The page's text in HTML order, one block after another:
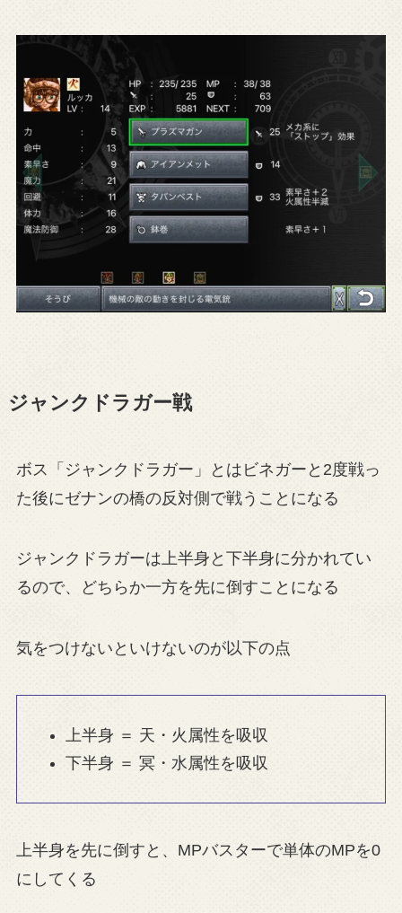
ジャンクドラガー戦
ボス「ジャンクドラガー」とはビネガーと2度戦っ
た後にゼナンの橋の反対側で戦うことになる
ジャンクドラガーは上半身と下半身に分かれてい
るので、どちらか一方を先に倒すことになる
気をつけないといけないのが以下の点
上半身 ＝ 天・火属性を吸収
下半身 ＝ 冥・水属性を吸収
上半身を先に倒すと、MPバスターで単体のMPを0
にしてくる